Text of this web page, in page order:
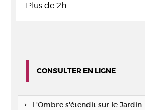
Plus de 2h.
CONSULTER EN LIGNE
L'Ombre s'étendit sur le Jardin